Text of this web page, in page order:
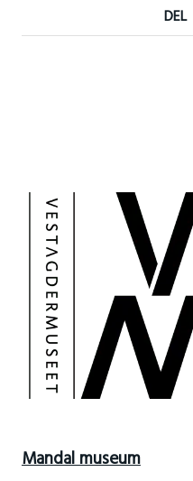
DEL
Mandal museum